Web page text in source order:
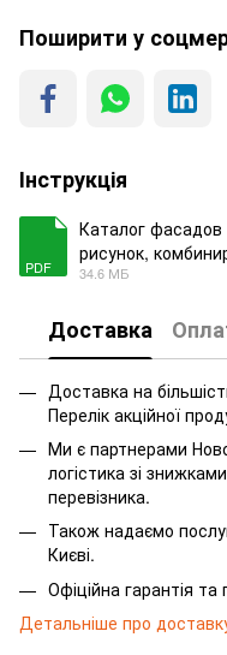
Поширити у
Інструкція
PDF
Каталог
рисунок,
34.6 МБ
Доставка
Доставка на
Перелік акційної
Ми є партнерами
логістика зі
перевізника.
Також надаємо
Києві.
Офіційна гарантія
Детальніше про